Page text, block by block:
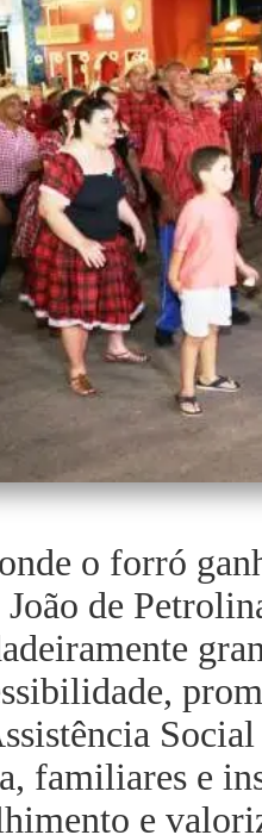
o forró
de
familiares e
e